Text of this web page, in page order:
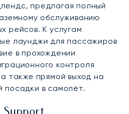
предлагая полный
обслуживанию
рейсов. К услугам
лаунджи для пассажиров
в прохождении
контроля
также прямой выход на
посадки в самолёт.